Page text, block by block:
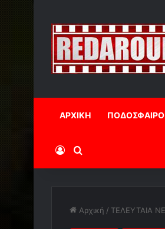
ΑΡΧΙΚΗ ΠΟΔΟΣΦΑΙΡΟ
Log InΑναζήτηση
Αρχική / ΤΕΛΕΥΤΑΙΑ